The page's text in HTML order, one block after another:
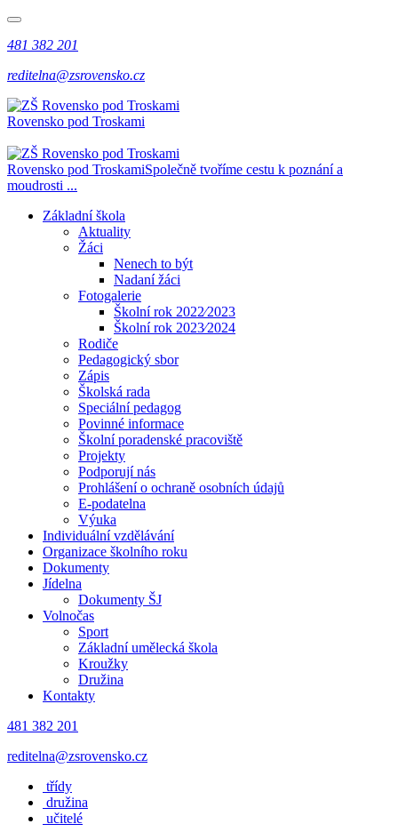
481 382 201
reditelna@zsrovensko.cz
Rovensko pod Troskami
Rovensko pod TroskamiSpolečně tvoříme cestu k poznání a
moudrosti ...
Základní škola
Aktuality
Žáci
Nenech to být
Nadaní žáci
Fotogalerie
Školní rok 2022⁄2023
Školní rok 2023⁄2024
Rodiče
Pedagogický sbor
Zápis
Školská rada
Speciální pedagog
Povinné informace
Školní poradenské pracoviště
Projekty
Podporují nás
Prohlášení o ochraně osobních údajů
E-podatelna
Výuka
Individuální vzdělávání
Organizace školního roku
Dokumenty
Jídelna
Dokumenty ŠJ
Volnočas
Sport
Základní umělecká škola
Kroužky
Družina
Kontakty
481 382 201
reditelna@zsrovensko.cz
třídy
družina
učitelé